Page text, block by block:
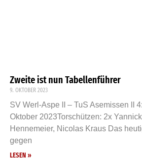
Zweite ist nun Tabellenführer
9. OKTOBER 2023
SV Werl-Aspe II – TuS Asemissen II
Oktober 2023Torschützen: 2x
Hennemeier, Nicolas Kraus Das
gegen
LESEN »